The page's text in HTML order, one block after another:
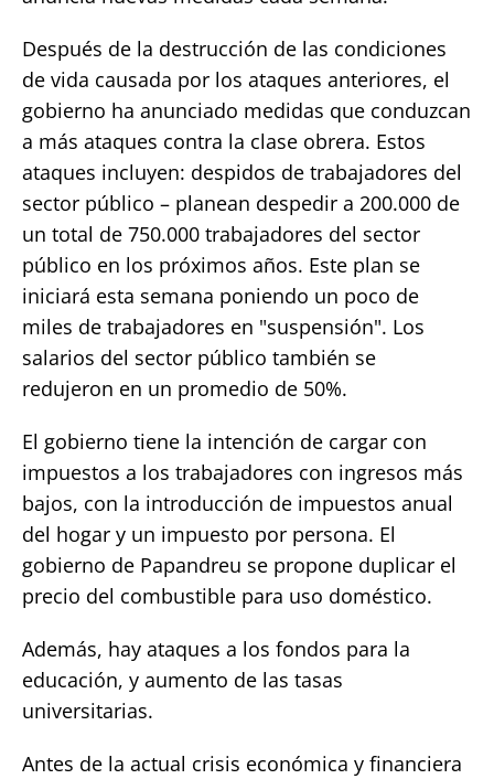
Después de la destrucción de las condiciones
de vida causada por los ataques anteriores, el
gobierno ha anunciado medidas que conduzcan
a más ataques contra la clase obrera. Estos
ataques incluyen: despidos de trabajadores del
sector público – planean despedir a 200.000 de
un total de 750.000 trabajadores del sector
público en los próximos años. Este plan se
iniciará esta semana poniendo un poco de
miles de trabajadores en "suspensión". Los
salarios del sector público también se
redujeron en un promedio de 50%.
El gobierno tiene la intención de cargar con
impuestos a los trabajadores con ingresos más
bajos, con la introducción de impuestos anual
del hogar y un impuesto por persona. El
gobierno de Papandreu se propone duplicar el
precio del combustible para uso doméstico.
Además, hay ataques a los fondos para la
educación, y aumento de las tasas
universitarias.
Antes de la actual crisis económica y financiera